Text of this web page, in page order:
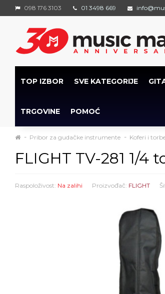
098 176 3103 01 3498 669
TOP IZBOR SVE KATEGORIJE
TRGOVINE POMOĆ
Pribor za gudačke instrumente Koferi i
FLIGHT TV-281 1/4
Raspoloživost: Na zalihi Proizvođač: FLIGHT